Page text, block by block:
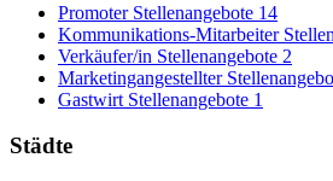
Promoter Stellenangebote 14
Kommunikations-Mitarbeiter
Verkäufer/in Stellenangebote 2
Marketingangestellter
Gastwirt Stellenangebote 1
Städte